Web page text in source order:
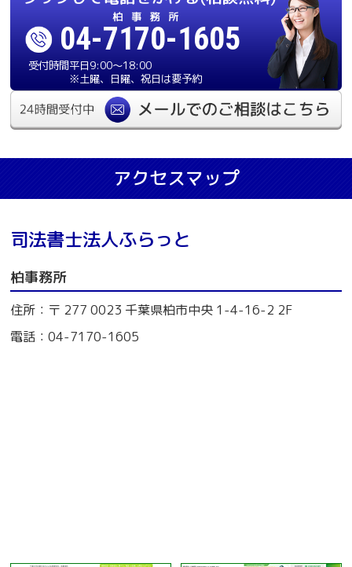
04-7170-1605
受付時間平日9:00〜18:00
※土曜、日曜、祝日は要予約
アクセスマップ
司法書士法人ふらっと
柏事務所
住所：〒 277 0023 千葉県柏市中央 1-4-16-2 2F
電話：04-7170-1605